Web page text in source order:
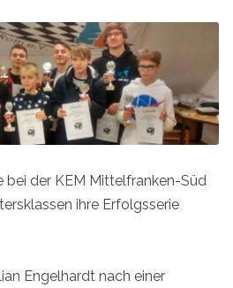
bei der KEM Mittelfranken-Süd
ihre Erfolgsserie
Engelhardt nach einer